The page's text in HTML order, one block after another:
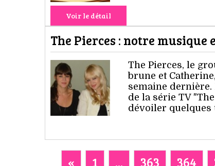
Voir le détail
The Pierces : notre
The Pierces, le
brune et
semaine
de la série TV
dévoiler quelques
« 1 ... 363 364